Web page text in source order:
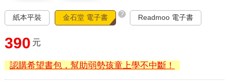
紙本平裝 金石堂 電子書 ? Readmoo 電子書
390 元
認購希望書包，幫助弱勢孩童上學不中斷！